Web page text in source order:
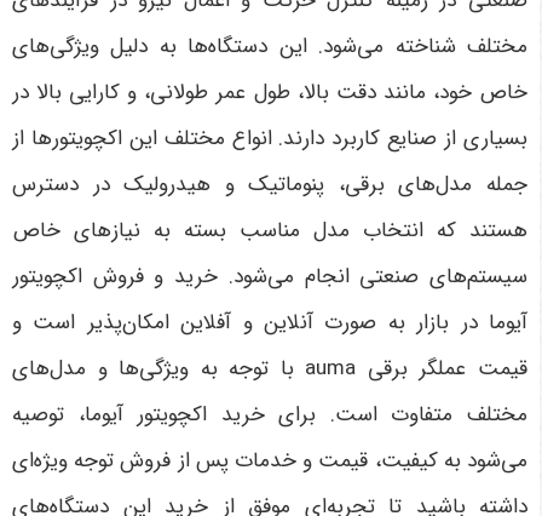
مختلف شناخته می‌شود. این دستگاه‌ها به دلیل ویژگی‌های
خاص خود، مانند دقت بالا، طول عمر طولانی، و کارایی بالا در
بسیاری از صنایع کاربرد دارند. انواع مختلف این اکچویتورها از
جمله مدل‌های برقی، پنوماتیک و هیدرولیک در دسترس
هستند که انتخاب مدل مناسب بسته به نیازهای خاص
سیستم‌های صنعتی انجام می‌شود. خرید و فروش اکچویتور
آیوما در بازار به صورت آنلاین و آفلاین امکان‌پذیر است و
قیمت عملگر برقی auma
با توجه به ویژگی‌ها و مدل‌های
مختلف متفاوت است. برای خرید اکچویتور آیوما، توصیه
می‌شود به کیفیت، قیمت و خدمات پس از فروش توجه ویژه‌ای
داشته باشید تا تجربه‌ای موفق از خرید این دستگاه‌های